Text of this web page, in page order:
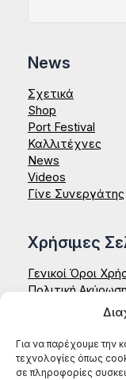
Για να παρέχουμε την
τεχνολογίες όπως
σε πληροφορίες
News
Σχετικά
Shop
Port Festival
Καλλιτέχνες
News
Videos
Γίνε Συνεργάτης
Χρήσιμες
Γενικοί Όροι
Πολιτική
Δήλωση
ΑΕΝΑΟΝ
Έδρα: Ζαΐμη 35,